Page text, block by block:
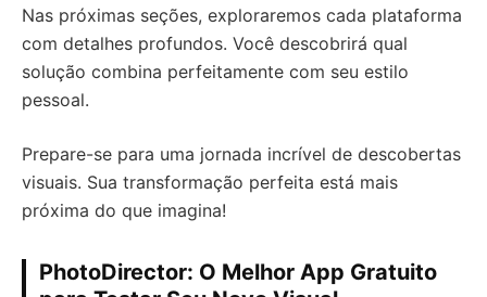
Nas próximas seções, exploraremos cada plataforma
com detalhes profundos. Você descobrirá qual
solução combina perfeitamente com seu estilo
pessoal.
Prepare-se para uma jornada incrível de descobertas
visuais. Sua transformação perfeita está mais
próxima do que imagina!
PhotoDirector: O Melhor App Gratuito